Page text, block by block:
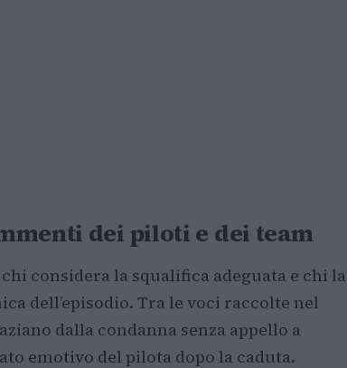
dei piloti e dei team
considera la squalifica adeguata e chi la
dell’episodio. Tra le voci raccolte nel
dalla condanna senza appello a
emotivo del pilota dopo la caduta.